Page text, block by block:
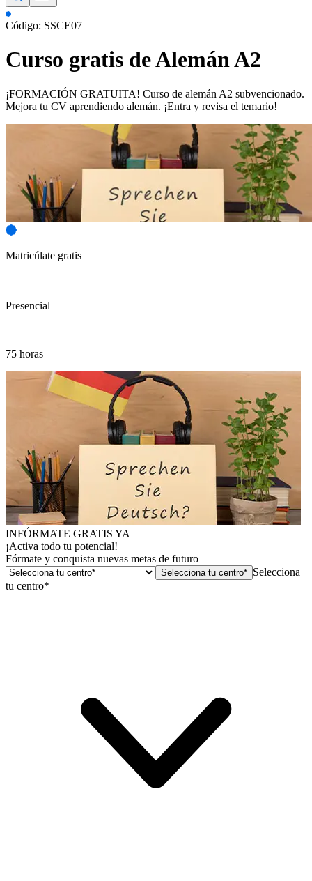
Código: SSCE07
Curso gratis deAlemán A2
¡FORMACIÓN GRATUITA! Curso de alemán A2 subvencionado.
Mejora tu CV aprendiendo alemán. ¡Entra y revisa el temario!
Matricúlate gratis
Presencial
75 horas
INFÓRMATE GRATIS YA
¡Activa todo tu potencial!
Fórmate y conquista nuevas metas de futuro
Selecciona tu centro* Selecciona
tu centro*